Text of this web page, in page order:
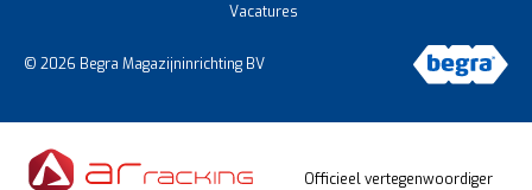
Vacatures
© 2026 Begra Magazijninrichting BV
Officieel vertegenwoordiger